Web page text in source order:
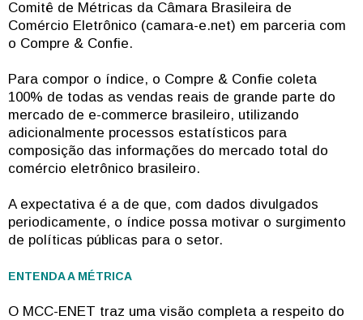
Comitê de Métricas da Câmara Brasileira de
Comércio Eletrônico (camara-e.net) em parceria com
o Compre & Confie.
Para compor o índice, o Compre & Confie coleta
100% de todas as vendas reais de grande parte do
mercado de e-commerce brasileiro, utilizando
adicionalmente processos estatísticos para
composição das informações do mercado total do
comércio eletrônico brasileiro.
A expectativa é a de que, com dados divulgados
periodicamente, o índice possa motivar o surgimento
de políticas públicas para o setor.
ENTENDA A MÉTRICA
O MCC-ENET traz uma visão completa a respeito do